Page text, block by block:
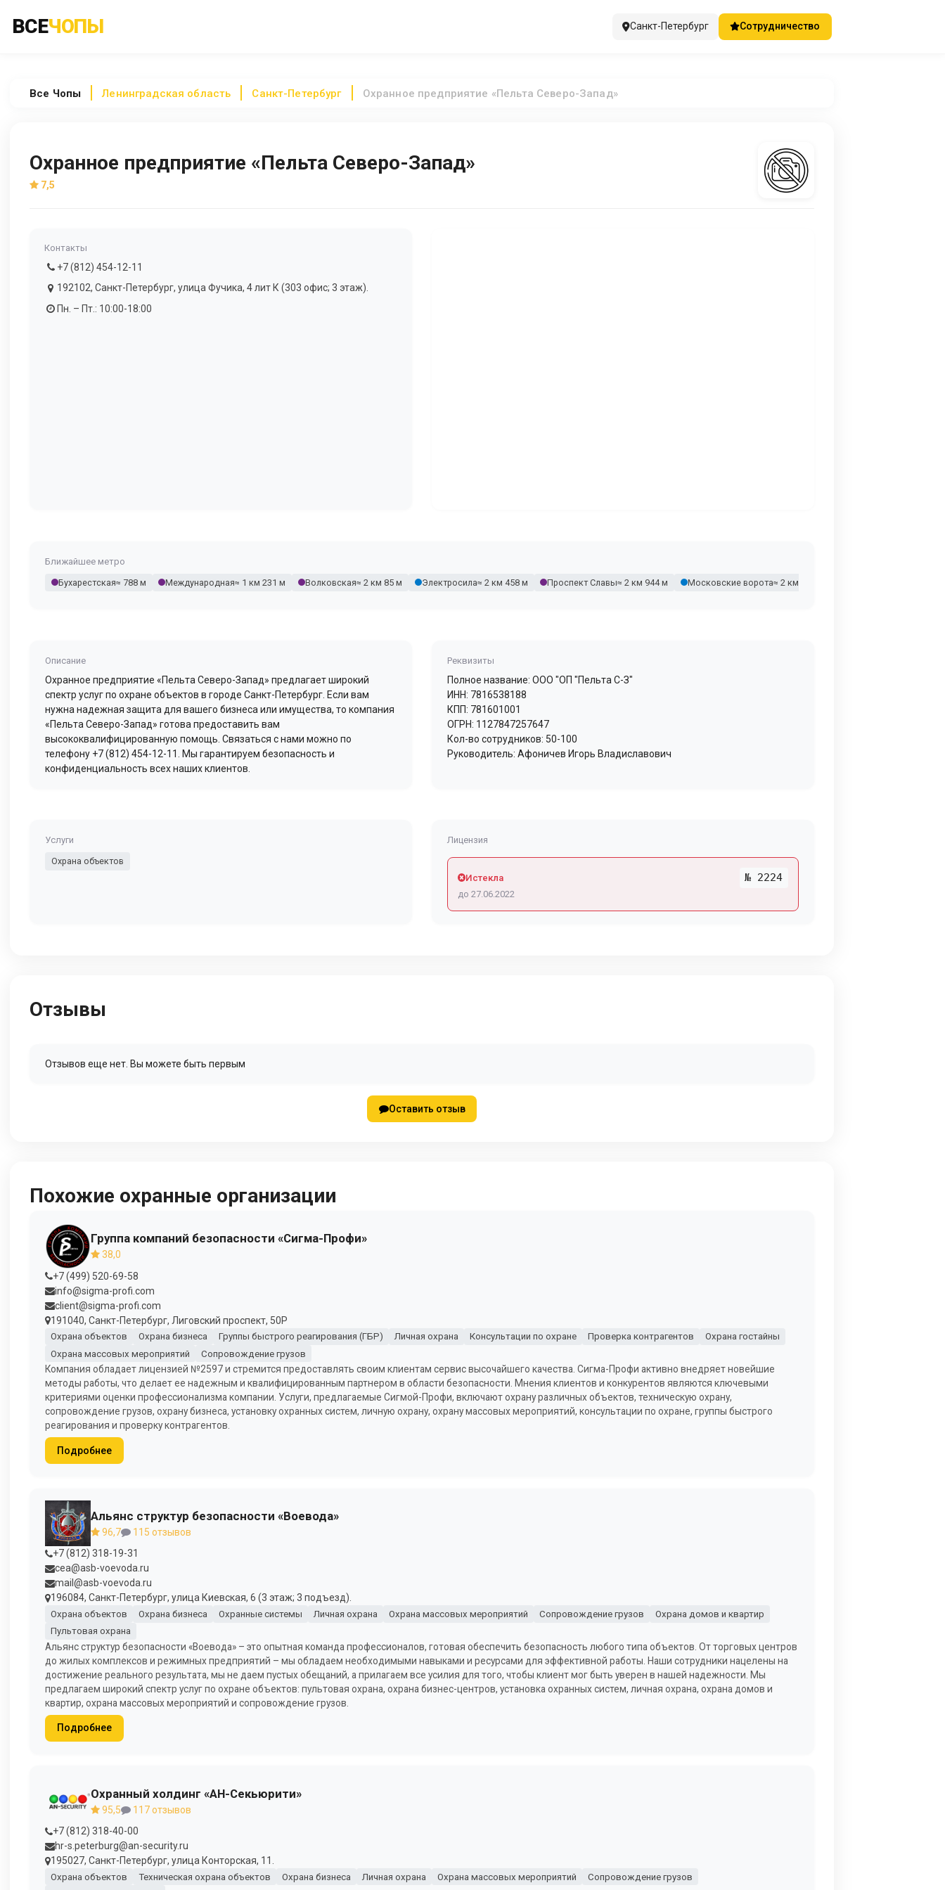
ВСЕЧОПЫ Санкт-Петербург Сотрудничество
Все Чопы Ленинградская область Санкт-Петербург Охранное предприятие «Пельта Северо-Запад»
Охранное предприятие «Пельта Северо-Запад»
7,5
Контакты
+7 (812) 454-12-11
192102, Санкт-Петербург, улица Фучика, 4 лит К (303 офис; 3 этаж).
Пн. – Пт.: 10:00-18:00
Ближайшее метро
Бухарестская≈ 788 м Международная≈ 1 км 231 м Волковская≈ 2 км 85 м Электросила≈ 2 км 458 м Проспект Славы≈ 2 км 944 м Московские ворота≈ 2 км 960 м
Описание
Охранное предприятие «Пельта Северо-Запад» предлагает широкий
спектр услуг по охране объектов в городе Санкт-Петербург. Если вам
нужна надежная защита для вашего бизнеса или имущества, то компания
«Пельта Северо-Запад» готова предоставить вам
высококвалифицированную помощь. Связаться с нами можно по
телефону +7 (812) 454-12-11. Мы гарантируем безопасность и
конфиденциальность всех наших клиентов.
Реквизиты
Полное название: ООО "ОП "Пельта С-З"
ИНН: 7816538188
КПП: 781601001
ОГРН: 1127847257647
Кол-во сотрудников: 50-100
Руководитель: Афоничев Игорь Владиславович
Услуги
Охрана объектов
Лицензия
Истекла № 2224
до 27.06.2022
Отзывы
Отзывов еще нет. Вы можете быть первым
Оставить отзыв
Похожие охранные организации
Группа компаний безопасности «Сигма-Профи»
38,0
+7 (499) 520-69-58
info@sigma-profi.com
client@sigma-profi.com
191040, Санкт-Петербург, Лиговский проспект, 50Р
Охрана объектов Охрана бизнеса Группы быстрого реагирования (ГБР) Личная охрана Консультации по охране Проверка контрагентов
Охрана гостайны
Охрана массовых мероприятий
Сопровождение грузов
Компания обладает лицензией №2597 и стремится предоставлять своим клиентам сервис высочайшего качества. Сигма-Профи активно внедряет новейшие
методы работы, что делает ее надежным и квалифицированным партнером в области безопасности. Мнения клиентов и конкурентов являются ключевыми
критериями оценки профессионализма компании. Услуги, предлагаемые Сигмой-Профи, включают охрану различных объектов, техническую охрану,
сопровождение грузов, охрану бизнеса, установку охранных систем, личную охрану, охрану массовых мероприятий, консультации по охране, группы быстрого
реагирования и проверку контрагентов.
Подробнее
Альянс структур безопасности «Воевода»
96,7
115 отзывов
+7 (812) 318-19-31
cea@asb-voevoda.ru
mail@asb-voevoda.ru
196084, Санкт-Петербург, улица Киевская, 6 (3 этаж; 3 подъезд).
Охрана объектов Охрана бизнеса Охранные системы Личная охрана Охрана массовых мероприятий Сопровождение грузов
Охрана домов и квартир
Пультовая охрана
Альянс структур безопасности «Воевода» – это опытная команда профессионалов, готовая обеспечить безопасность любого типа объектов. От торговых центров
до жилых комплексов и режимных предприятий – мы обладаем необходимыми навыками и ресурсами для эффективной работы. Наши сотрудники нацелены на
достижение реального результата, мы не даем пустых обещаний, а прилагаем все усилия для того, чтобы клиент мог быть уверен в нашей надежности. Мы
предлагаем широкий спектр услуг по охране объектов: пультовая охрана, охрана бизнес-центров, установка охранных систем, личная охрана, охрана домов и
квартир, охрана массовых мероприятий и сопровождение грузов.
Подробнее
Охранный холдинг «АН-Секьюрити»
95,5
117 отзывов
+7 (812) 318-40-00
hr-s.peterburg@an-security.ru
195027, Санкт-Петербург, улица Конторская, 11.
Охрана объектов Техническая охрана объектов Охрана бизнеса Личная охрана Охрана массовых мероприятий
Сопровождение грузов